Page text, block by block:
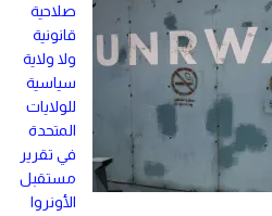
صلاحية
قانونية
ولا ولاية
سياسية
للولايات
المتحدة
في تقرير
مستقبل
الأونروا